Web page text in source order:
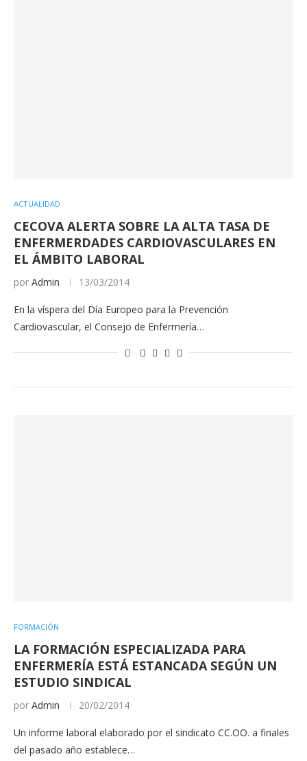
ACTUALIDAD
CECOVA ALERTA SOBRE LA ALTA TASA DE
ENFERMERDADES CARDIOVASCULARES EN
EL ÁMBITO LABORAL
por Admin 13/03/2014
En la víspera del Día Europeo para la Prevención
Cardiovascular, el Consejo de Enfermería…
FORMACIÓN
LA FORMACIÓN ESPECIALIZADA PARA
ENFERMERÍA ESTÁ ESTANCADA SEGÚN UN
ESTUDIO SINDICAL
por Admin 20/02/2014
Un informe laboral elaborado por el sindicato CC.OO. a finales
del pasado año establece…